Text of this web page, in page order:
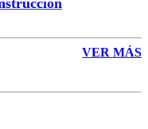
VER MÁS